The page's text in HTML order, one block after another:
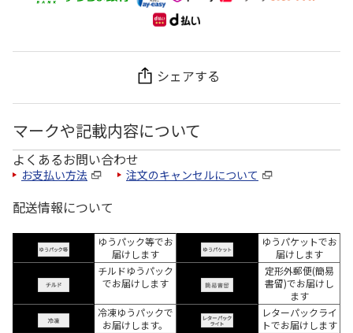
シェアする
マークや記載内容について
よくあるお問い合わせ
お支払い方法 注文のキャンセルについて
配送情報について
ゆうパック等でお
届けします
ゆうパケットでお
届けします
チルドゆうパック
でお届けします
定形外郵便(簡易
書留)でお届けし
ます
冷凍ゆうパックで
お届けします。
レターパックライ
トでお届けします